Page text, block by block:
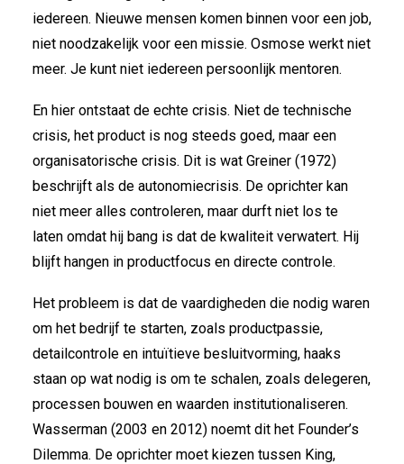
iedereen. Nieuwe mensen komen binnen voor een job,
niet noodzakelijk voor een missie. Osmose werkt niet
meer. Je kunt niet iedereen persoonlijk mentoren.
En hier ontstaat de echte crisis. Niet de technische
crisis, het product is nog steeds goed, maar een
organisatorische crisis. Dit is wat Greiner (1972)
beschrijft als de autonomiecrisis. De oprichter kan
niet meer alles controleren, maar durft niet los te
laten omdat hij bang is dat de kwaliteit verwatert. Hij
blijft hangen in productfocus en directe controle.
Het probleem is dat de vaardigheden die nodig waren
om het bedrijf te starten, zoals productpassie,
detailcontrole en intuïtieve besluitvorming, haaks
staan op wat nodig is om te schalen, zoals delegeren,
processen bouwen en waarden institutionaliseren.
Wasserman (2003 en 2012) noemt dit het Founder’s
Dilemma. De oprichter moet kiezen tussen King,